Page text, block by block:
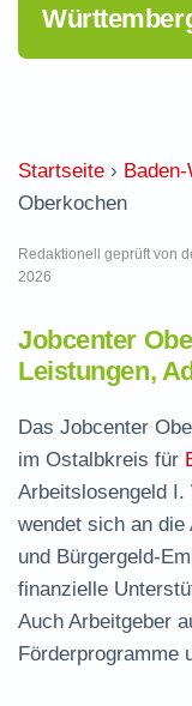
Startseite ›
Oberkochen
Redaktionell geprüft von
2026
Jobcenter
Leistungen,
Das Jobcenter
im Ostalbkreis für
Arbeitslosengeld I.
wendet sich an die
und Bürgergeld-
finanzielle
Auch Arbeitgeber
Förderprogramme